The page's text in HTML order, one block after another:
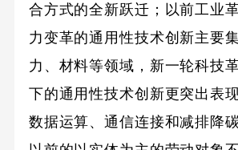
合方式的全新跃迁；以前工业
力变革的通用性技术创新主要
力、材料等领域，新一轮科技
下的通用性技术创新更突出表
数据运算、通信连接和减排降